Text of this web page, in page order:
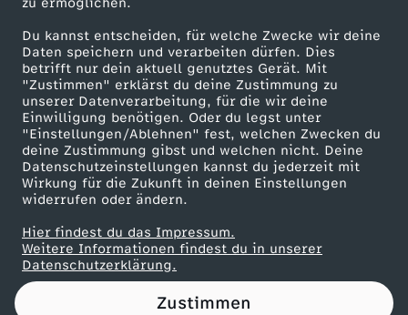
zu ermöglichen.
Du kannst entscheiden, für welche Zwecke wir deine
Daten speichern und verarbeiten dürfen. Dies
betrifft nur dein aktuell genutztes Gerät. Mit
"Zustimmen" erklärst du deine Zustimmung zu
unserer Datenverarbeitung, für die wir deine
Einwilligung benötigen. Oder du legst unter
"Einstellungen/Ablehnen" fest, welchen Zwecken du
deine Zustimmung gibst und welchen nicht. Deine
Datenschutzeinstellungen kannst du jederzeit mit
Wirkung für die Zukunft in deinen Einstellungen
widerrufen oder ändern.
Hier findest du das Impressum.
Weitere Informationen findest du in unserer
Datenschutzerklärung.
Zustimmen
L
a
g
e
h
ä
t
ZDF goes Schule
Werbefernsehen
Mainzelmännchen
Partner